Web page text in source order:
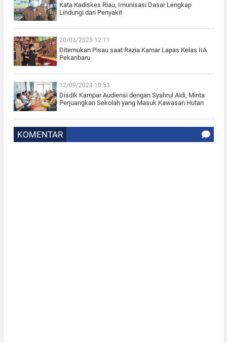
Kata Kadiskes Riau, Imunisasi Dasar Lengkap
Lindungi dari Penyakit
20/03/2023 12:11
Ditemukan Pisau saat Razia Kamar Lapas Kelas IIA
Pekanbaru
12/09/2024 10:53
Disdik Kampar Audiensi dengan Syahrul Aidi, Minta
Perjuangkan Sekolah yang Masuk Kawasan Hutan
KOMENTAR